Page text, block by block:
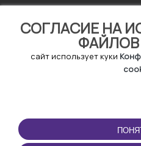
СОГЛАСИЕ НА
ФАЙЛОВ
сайт использует куки
ЭКСПЛУАТАЦИИ
Условия и положения